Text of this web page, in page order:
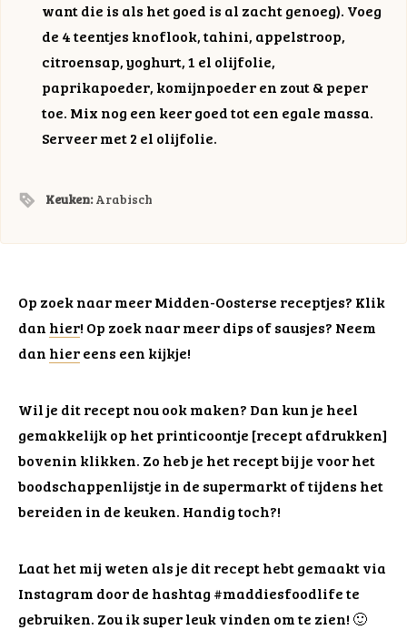
want die is als het goed is al zacht genoeg). Voeg
de 4 teentjes knoflook, tahini, appelstroop,
citroensap, yoghurt, 1 el olijfolie,
paprikapoeder, komijnpoeder en zout & peper
toe. Mix nog een keer goed tot een egale massa.
Serveer met 2 el olijfolie.
Keuken:Arabisch
Op zoek naar meer Midden-Oosterse receptjes? Klik
dan hier! Op zoek naar meer dips of sausjes? Neem
dan hiereens een kijkje!
Wil je dit recept nou ook maken? Dan kun je heel
gemakkelijk op het printicoontje [recept afdrukken]
bovenin klikken. Zo heb je het recept bij je voor het
boodschappenlijstje in de supermarkt of tijdens het
bereiden in de keuken. Handig toch?!
Laat het mij weten als je dit recept hebt gemaakt via
Instagram door de hashtag #maddiesfoodlife te
gebruiken. Zou ik super leuk vinden om te zien! 🙂